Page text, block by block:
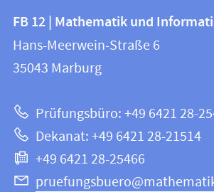
Kontakt
und
Informationen
Website
FB
12
|
und
Informatik
FB 12 | Mathematik und
Hans-Meerwein-Straße 6
35043 Marburg
Prüfungsbüro: +49 6421 28-
Dekanat: +49 6421 28-21514
+49 6421 28-25466